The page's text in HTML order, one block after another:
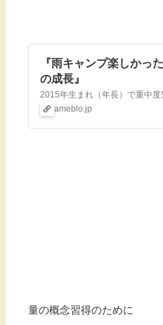
『雨キャンプ楽しかっ
の成長』
ameblo.jp
量の概念習得のために